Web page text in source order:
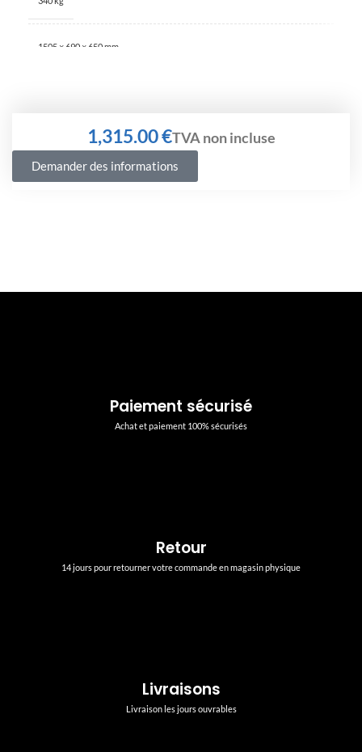
1505 × 690 × 650 mm
€
Demander des informations
Paiement sécurisé
Achat et paiement 100% sécurisés
Retour
14 jours pour retourner votre commande en magasin physique
Livraisons
Livraison les jours ouvrables